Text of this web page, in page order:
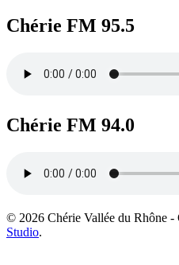
Chérie FM 95.5
Chérie FM 94.0
© 2026 Chérie Vallée du Rhône -
Studio.